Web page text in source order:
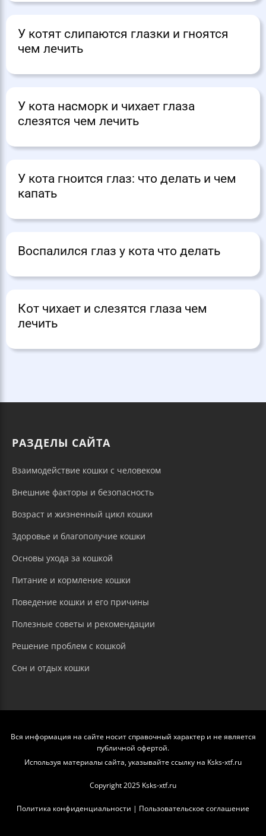
У котят слипаются глазки и гноятся
чем лечить
У кота насморк и чихает глаза
слезятся чем лечить
У кота гноится глаз: что делать и чем
капать
Воспалился глаз у кота что делать
Кот чихает и слезятся глаза чем
лечить
РАЗДЕЛЫ САЙТА
Взаимодействие кошки с человеком
Внешние факторы и безопасность
Возраст и жизненный цикл кошки
Здоровье и благополучие кошки
Основы ухода за кошкой
Питание и кормление кошки
Поведение кошки и его причины
Полезные советы и рекомендации
Решение проблем с кошкой
Сон и отдых кошки
Вся информация на сайте носит справочный характер и не является
публичной офертой.
Используя материалы сайта, указывайте ссылку на Ksks-xtf.ru
Copyright 2025 Ksks-xtf.ru
Политика конфиденциальности | Пользовательское соглашение